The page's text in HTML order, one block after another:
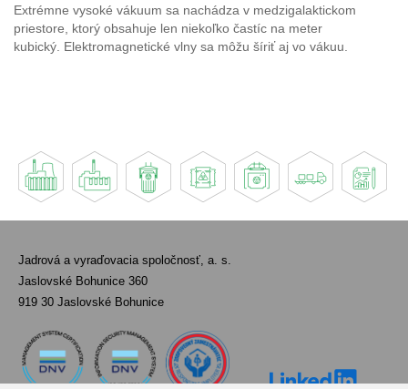
Extrémne vysoké vákuum sa nachádza v medzigalaktickom
priestore, ktorý obsahuje len niekoľko častíc na meter
kubický. Elektromagnetické vlny sa môžu šíriť aj vo vákuu.
Jadrová a vyraďovacia spoločnosť, a. s.
Jaslovské Bohunice 360
919 30 Jaslovské Bohunice